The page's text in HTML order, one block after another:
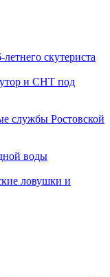
скутериста
и СНТ под
службы Ростовской
воды
ловушки и